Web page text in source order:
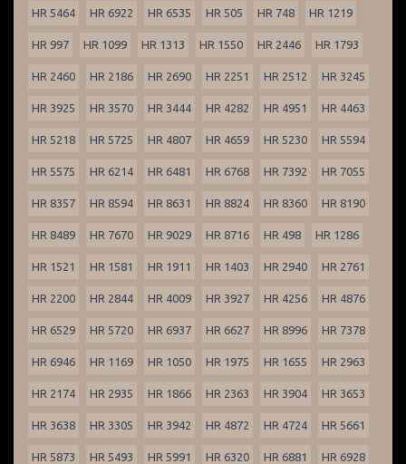
HR 5464 HR 6922 HR 6535 HR 505 HR 748 HR 1219
HR 997 HR 1099 HR 1313 HR 1550 HR 2446 HR 1793
HR 2460 HR 2186 HR 2690 HR 2251 HR 2512 HR 3245
HR 3925 HR 3570 HR 3444 HR 4282 HR 4951 HR 4463
HR 5218 HR 5725 HR 4807 HR 4659 HR 5230 HR 5594
HR 5575 HR 6214 HR 6481 HR 6768 HR 7392 HR 7055
HR 8357 HR 8594 HR 8631 HR 8824 HR 8360 HR 8190
HR 8489 HR 7670 HR 9029 HR 8716 HR 498 HR 1286
HR 1521 HR 1581 HR 1911 HR 1403 HR 2940 HR 2761
HR 2200 HR 2844 HR 4009 HR 3927 HR 4256 HR 4876
HR 6529 HR 5720 HR 6937 HR 6627 HR 8996 HR 7378
HR 6946 HR 1169 HR 1050 HR 1975 HR 1655 HR 2963
HR 2174 HR 2935 HR 1866 HR 2363 HR 3904 HR 3653
HR 3638 HR 3305 HR 3942 HR 4872 HR 4724 HR 5661
HR 5873 HR 5493 HR 5991 HR 6320 HR 6881 HR 6928